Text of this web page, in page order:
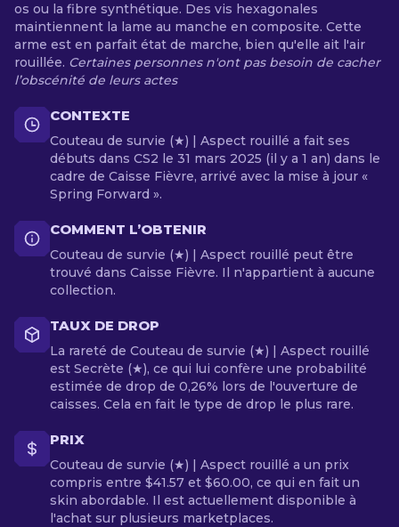
os ou la fibre synthétique. Des vis hexagonales
maintiennent la lame au manche en composite. Cette
arme est en parfait état de marche, bien qu'elle ait l'air
rouillée. Certaines personnes n'ont pas besoin de cacher
l’obscénité de leurs actes
CONTEXTE
Couteau de survie (★) | Aspect rouillé a fait ses
débuts dans CS2 le 31 mars 2025 (il y a 1 an) dans le
cadre de Caisse Fièvre, arrivé avec la mise à jour «
Spring Forward ».
COMMENT L’OBTENIR
Couteau de survie (★) | Aspect rouillé peut être
trouvé dans Caisse Fièvre. Il n'appartient à aucune
collection.
TAUX DE DROP
La rareté de Couteau de survie (★) | Aspect rouillé
est Secrète (★), ce qui lui confère une probabilité
estimée de drop de 0,26% lors de l'ouverture de
caisses. Cela en fait le type de drop le plus rare.
PRIX
Couteau de survie (★) | Aspect rouillé a un prix
compris entre $41.57 et $60.00, ce qui en fait un
skin abordable. Il est actuellement disponible à
l'achat sur plusieurs marketplaces.